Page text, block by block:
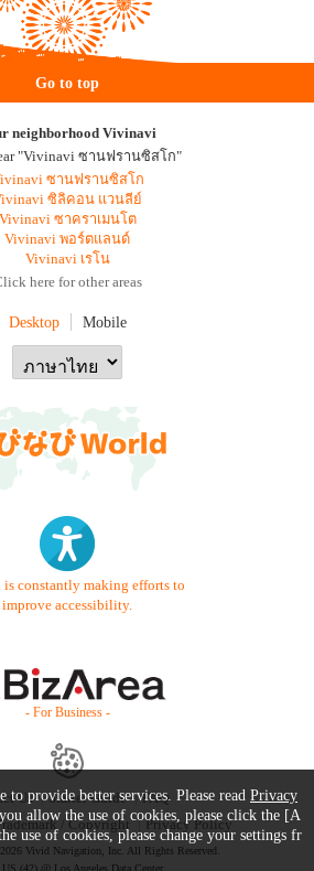
Go to top
neighborhood Vivinavi
"Vivinavi ซานฟรานซิสโก"
ซานฟรานซิสโก
ซิลิคอน แวนลีย์
Vivinavi ซาคราเมนโต
Vivinavi พอร์ตแลนด์
Vivinavi เรโน
here for other areas
Desktop Mobile
constantly making efforts to
improve accessibility.
- For Business -
Us Starter Guide
FAQ
Trademark / Copyright Privacy Policy
Vivid Navigation, Inc. All Rights Reserved.
US (42) @ Los Angeles Data Center
to provide better services. Please read Privacy
allow the use of cookies, please click the [A
use of cookies, please change your settings fr